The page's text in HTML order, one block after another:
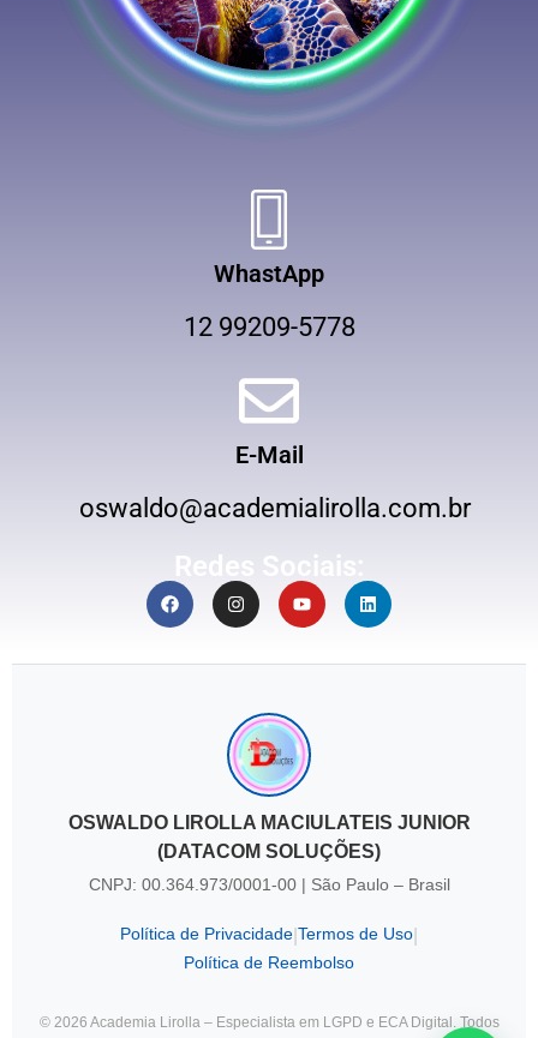
WhastApp
12 99209-5778
E-Mail
oswaldo@academialirolla.com.br
Redes Sociais:
OSWALDO LIROLLA MACIULATEIS JUNIOR
(DATACOM SOLUÇÕES)
CNPJ: 00.364.973/0001-00 | São Paulo – Brasil
Política de Privacidade Termos de Uso
Política de Reembolso
© 2026 Academia Lirolla – Especialista em LGPD e ECA Digital. Todos